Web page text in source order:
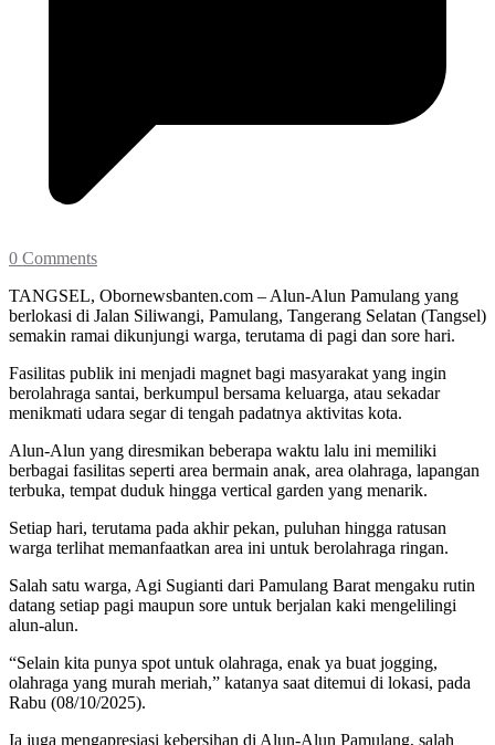
0 Comments
TANGSEL, Obornewsbanten.com – Alun-Alun Pamulang yang
berlokasi di Jalan Siliwangi, Pamulang, Tangerang Selatan (Tangsel)
semakin ramai dikunjungi warga, terutama di pagi dan sore hari.
Fasilitas publik ini menjadi magnet bagi masyarakat yang ingin
berolahraga santai, berkumpul bersama keluarga, atau sekadar
menikmati udara segar di tengah padatnya aktivitas kota.
Alun-Alun yang diresmikan beberapa waktu lalu ini memiliki
berbagai fasilitas seperti area bermain anak, area olahraga, lapangan
terbuka, tempat duduk hingga vertical garden yang menarik.
Setiap hari, terutama pada akhir pekan, puluhan hingga ratusan
warga terlihat memanfaatkan area ini untuk berolahraga ringan.
Salah satu warga, Agi Sugianti dari Pamulang Barat mengaku rutin
datang setiap pagi maupun sore untuk berjalan kaki mengelilingi
alun-alun.
“Selain kita punya spot untuk olahraga, enak ya buat jogging,
olahraga yang murah meriah,” katanya saat ditemui di lokasi, pada
Rabu (08/10/2025).
Ia juga mengapresiasi kebersihan di Alun-Alun Pamulang, salah